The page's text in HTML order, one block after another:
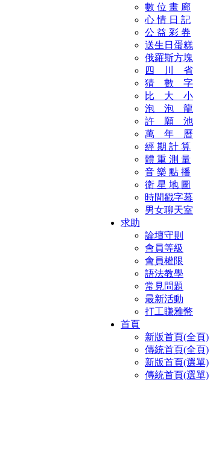
數 位 畫 廊
心 情 日 記
公 益 彩 券
送生日蛋糕
俄羅斯方塊
四 川 省
猜 數 字
比 大 小
泡 泡 龍
許 願 池
萬 年 曆
經 期 計 算
體 重 測 量
音 樂 點 播
衛 星 地 圖
時間戳字幕
男女聊天室
求助
論壇守則
會員等級
會員權限
語法教學
常見問題
最新活動
打工賺雅幣
首頁
新版首頁(全頁)
傳統首頁(全頁)
新版首頁(選單)
傳統首頁(選單)